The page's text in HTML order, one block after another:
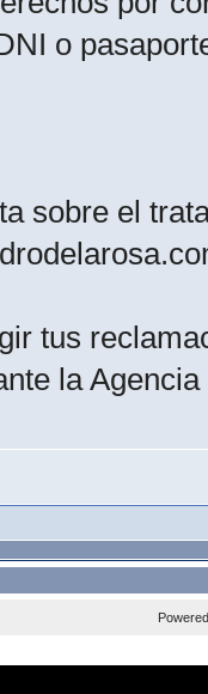
o
sobre el
tus
la